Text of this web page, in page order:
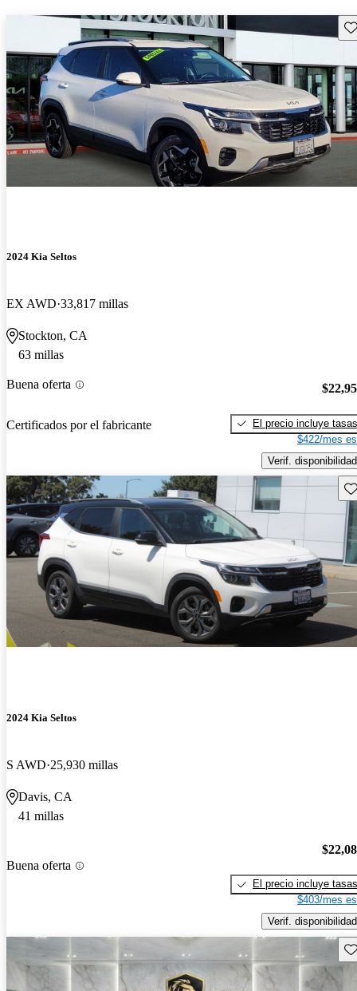
2024 Kia Seltos
EX AWD 33,817 millas
Stockton, CA
63 millas
Buena oferta
Certificados por el fabricante
El precio incluye tasas
$422/mes
Verif. disponibilidad
2024 Kia Seltos
S AWD 25,930 millas
Davis, CA
41 millas
Buena oferta
El precio incluye tasas
$403/mes
Verif. disponibilidad